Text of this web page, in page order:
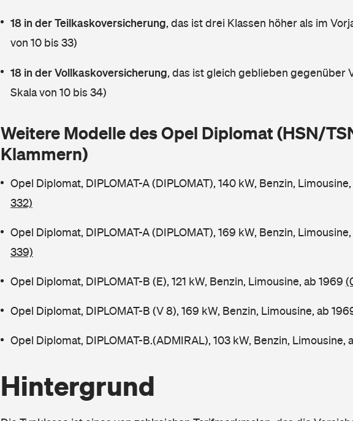
18 in der Teilkaskoversicherung, das ist drei Klassen höher als im
von 10 bis 33)
18 in der Vollkaskoversicherung, das ist gleich geblieben gegenüber
Skala von 10 bis 34)
Weitere Modelle des Opel Diplomat (HSN/
Klammern)
Opel Diplomat, DIPLOMAT-A (DIPLOMAT), 140 kW, Benzin,
332)
Opel Diplomat, DIPLOMAT-A (DIPLOMAT), 169 kW, Benzin,
339)
Opel Diplomat, DIPLOMAT-B (E), 121 kW, Benzin, Limousine, ab 1969
Opel Diplomat, DIPLOMAT-B (V 8), 169 kW, Benzin, Limousine, ab
Opel Diplomat, DIPLOMAT-B.(ADMIRAL), 103 kW, Benzin, Limousine,
Hintergrund